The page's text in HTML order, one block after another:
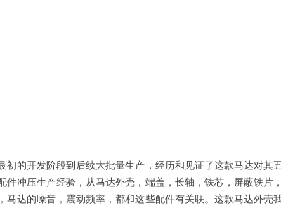
初的开发阶段到后续大批量生产，经历和见证了这款马达对其
件冲压生产经验，从马达外壳，端盖，长轴，铁芯，屏蔽铁片
达的噪音，震动频率，都和这些配件有关联。这款马达外壳